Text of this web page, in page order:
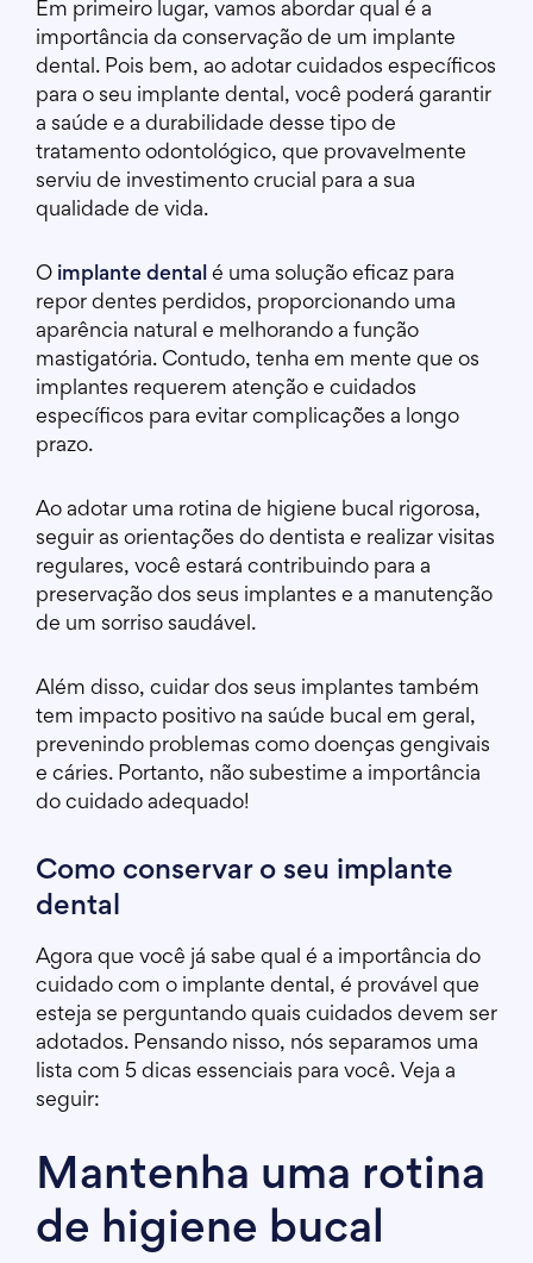
Em primeiro lugar, vamos abordar qual é a
importância da conservação de um implante
dental. Pois bem, ao adotar cuidados específicos
para o seu implante dental, você poderá garantir
a saúde e a durabilidade desse tipo de
tratamento odontológico, que provavelmente
serviu de investimento crucial para a sua
qualidade de vida.
O implante dental é uma solução eficaz para
repor dentes perdidos, proporcionando uma
aparência natural e melhorando a função
mastigatória. Contudo, tenha em mente que os
implantes requerem atenção e cuidados
específicos para evitar complicações a longo
prazo.
Ao adotar uma rotina de higiene bucal rigorosa,
seguir as orientações do dentista e realizar visitas
regulares, você estará contribuindo para a
preservação dos seus implantes e a manutenção
de um sorriso saudável.
Além disso, cuidar dos seus implantes também
tem impacto positivo na saúde bucal em geral,
prevenindo problemas como doenças gengivais
e cáries. Portanto, não subestime a importância
do cuidado adequado!
Como conservar o seu implante
dental
Agora que você já sabe qual é a importância do
cuidado com o implante dental, é provável que
esteja se perguntando quais cuidados devem ser
adotados. Pensando nisso, nós separamos uma
lista com 5 dicas essenciais para você. Veja a
seguir:
Mantenha uma rotina
de higiene bucal